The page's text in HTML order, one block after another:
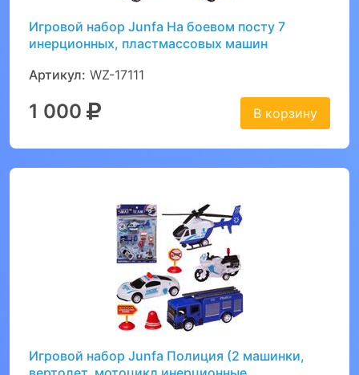
Игровой набор Junfa На боевом посту 7
инерционных, пластмассовых машин
Артикул: WZ-17111
1 000 В корзину
Игровой набор Junfa Полиция (2 машинки,